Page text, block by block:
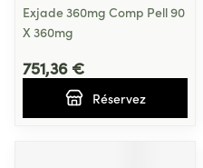
Exjade 360mg Comp Pell 90
X 360mg
751,36 €
Réservez